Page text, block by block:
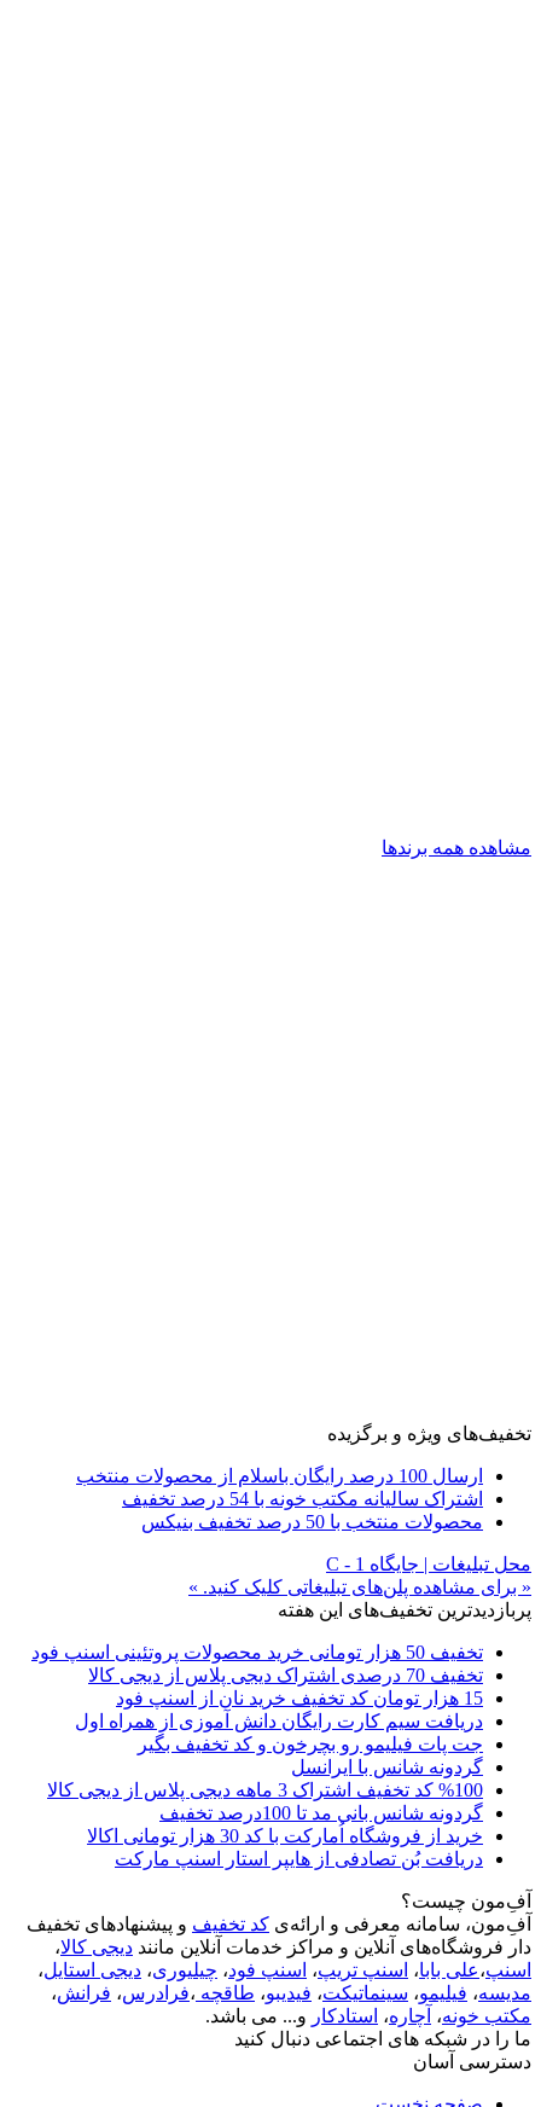
مشاهده همه برندها
تخفیف‌های ویژه و برگزیده
ارسال 100 درصد رایگان باسلام از محصولات منتخب
اشتراک سالیانه مکتب خونه با 54 درصد تخفیف
محصولات منتخب با 50 درصد تخفیف بنیکس
محل تبلیغات | جایگاه C - 1
« برای مشاهده پلن‌های تبلیغاتی کلیک کنید. »
پربازدیدترین تخفیف‌های این هفته
تخفیف 50 هزار تومانی خرید محصولات پروتئینی اسنپ فود
تخفیف 70 درصدی اشتراک دیجی پلاس از دیجی کالا
15 هزار تومان کد تخفیف خرید نان از اسنپ فود
دریافت سیم کارت رایگان دانش آموزی از همراه اول
جت پات فیلیمو رو بچرخون و کد تخفیف بگیر
گردونه شانس با ایرانسل
%100 کد تخفیف اشتراک 3 ماهه دیجی پلاس از دیجی کالا
گردونه شانس بانی مد تا 100درصد تخفیف
خرید از فروشگاه اُمارکت با کد 30 هزار تومانی اکالا
دریافت بُن تصادفی از هایپر استار اسنپ مارکت
آفِ‌مون چیست؟
آفِ‌مون، سامانه معرفی و ارائه‌ی کد تخفیف و پیشنهادهای تخفیف
دار فروشگاه‌های آنلاین و مراکز خدمات آنلاین مانند دیجی کالا،
اسنپ،علی بابا، اسنپ تریپ، اسنپ فود، چیلیوری، دیجی استایل،
مدیسه، فیلیمو، سینماتیکت، فیدیبو، طاقچه ،فرادرس، فرانش،
مکتب خونه، آچاره، استادکار و... می باشد.
ما را در شبکه های اجتماعی دنبال کنید
دسترسی آسان